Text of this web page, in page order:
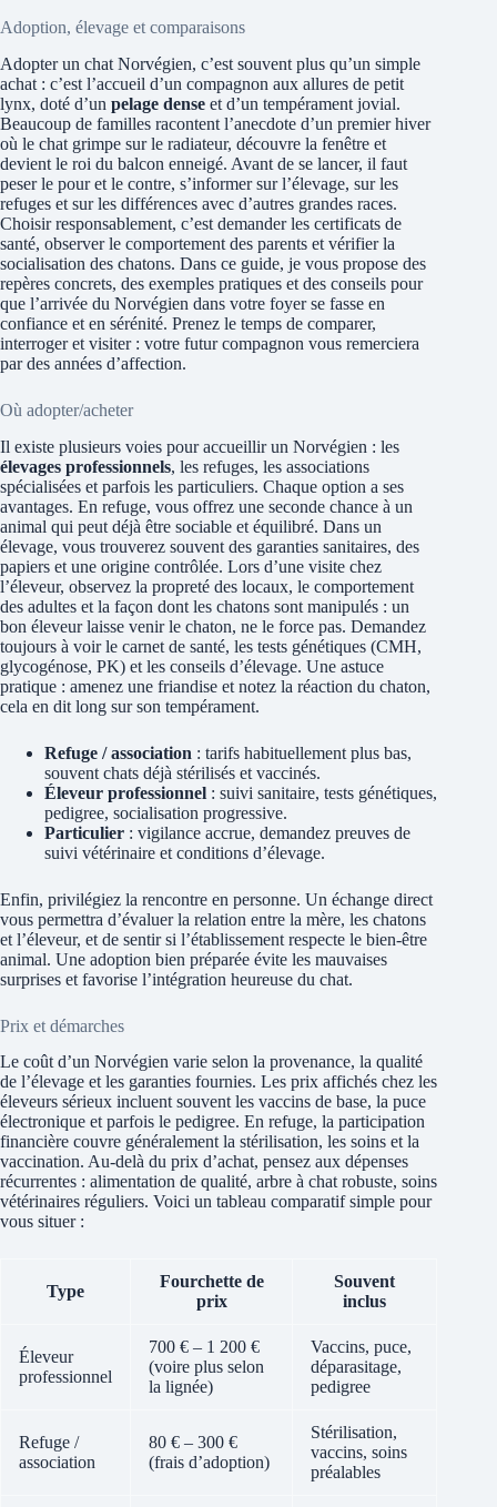
Adoption, élevage et comparaisons
Adopter un chat Norvégien, c’est souvent plus qu’un simple
achat : c’est l’accueil d’un compagnon aux allures de petit
lynx, doté d’un pelage dense et d’un tempérament jovial.
Beaucoup de familles racontent l’anecdote d’un premier hiver
où le chat grimpe sur le radiateur, découvre la fenêtre et
devient le roi du balcon enneigé. Avant de se lancer, il faut
peser le pour et le contre, s’informer sur l’élevage, sur les
refuges et sur les différences avec d’autres grandes races.
Choisir responsablement, c’est demander les certificats de
santé, observer le comportement des parents et vérifier la
socialisation des chatons. Dans ce guide, je vous propose des
repères concrets, des exemples pratiques et des conseils pour
que l’arrivée du Norvégien dans votre foyer se fasse en
confiance et en sérénité. Prenez le temps de comparer,
interroger et visiter : votre futur compagnon vous remerciera
par des années d’affection.
Où adopter/acheter
Il existe plusieurs voies pour accueillir un Norvégien : les
élevages professionnels, les refuges, les associations
spécialisées et parfois les particuliers. Chaque option a ses
avantages. En refuge, vous offrez une seconde chance à un
animal qui peut déjà être sociable et équilibré. Dans un
élevage, vous trouverez souvent des garanties sanitaires, des
papiers et une origine contrôlée. Lors d’une visite chez
l’éleveur, observez la propreté des locaux, le comportement
des adultes et la façon dont les chatons sont manipulés : un
bon éleveur laisse venir le chaton, ne le force pas. Demandez
toujours à voir le carnet de santé, les tests génétiques (CMH,
glycogénose, PK) et les conseils d’élevage. Une astuce
pratique : amenez une friandise et notez la réaction du chaton,
cela en dit long sur son tempérament.
Refuge / association : tarifs habituellement plus bas,
souvent chats déjà stérilisés et vaccinés.
Éleveur professionnel : suivi sanitaire, tests génétiques,
pedigree, socialisation progressive.
Particulier : vigilance accrue, demandez preuves de
suivi vétérinaire et conditions d’élevage.
Enfin, privilégiez la rencontre en personne. Un échange direct
vous permettra d’évaluer la relation entre la mère, les chatons
et l’éleveur, et de sentir si l’établissement respecte le bien-être
animal. Une adoption bien préparée évite les mauvaises
surprises et favorise l’intégration heureuse du chat.
Prix et démarches
Le coût d’un Norvégien varie selon la provenance, la qualité
de l’élevage et les garanties fournies. Les prix affichés chez les
éleveurs sérieux incluent souvent les vaccins de base, la puce
électronique et parfois le pedigree. En refuge, la participation
financière couvre généralement la stérilisation, les soins et la
vaccination. Au-delà du prix d’achat, pensez aux dépenses
récurrentes : alimentation de qualité, arbre à chat robuste, soins
vétérinaires réguliers. Voici un tableau comparatif simple pour
vous situer :
Type
Fourchette de
prix
Souvent
inclus
Éleveur
professionnel
700 € – 1 200 €
(voire plus selon
la lignée)
Vaccins, puce,
déparasitage,
pedigree
Refuge /
association
80 € – 300 €
(frais d’adoption)
Stérilisation,
vaccins, soins
préalables